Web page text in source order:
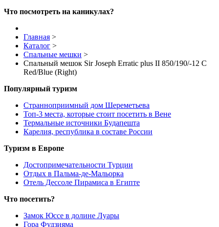
Что посмотреть на каникулах?
Главная >
Каталог >
Спальные мешки >
Спальный мешок Sir Joseph Erratic plus II 850/190/-12 C
Red/Blue (Right)
Популярный туризм
Странноприимный дом Шереметьева
Топ-3 места, которые стоит посетить в Вене
Термальные источники Будапешта
Карелия, республика в составе России
Туризм в Европе
Достопримечательности Турции
Отдых в Пальма-де-Мальорка
Отель Дессоле Пирамиса в Египте
Что посетить?
Замок Юссе в долине Луары
Гора Фудзияма